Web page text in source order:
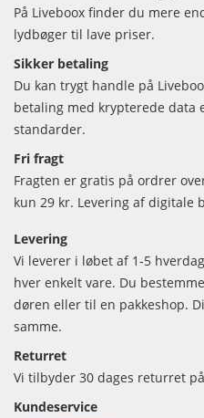
På Liveboox finder du mere
lydbøger til lave priser.
Sikker betaling
Du kan trygt handle på
betaling med krypterede data
standarder.
Fri fragt
Fragten er gratis på ordrer
kun 29 kr. Levering af digitale
Levering
Vi leverer i løbet af 1-5
hver enkelt vare. Du
døren eller til en pakkeshop.
samme.
Returret
Vi tilbyder 30 dages returret
Kundeservice